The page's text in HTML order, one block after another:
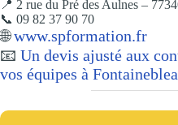
📍 2 rue du Pré des Aulnes –
📞 09 82 37 90 70
🌐www.spformation.fr
📧 Un devis ajusté aux
vos équipes à